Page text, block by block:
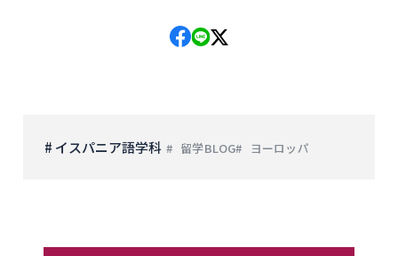
# イスパニア語学科 留学BLOG ヨーロッパ